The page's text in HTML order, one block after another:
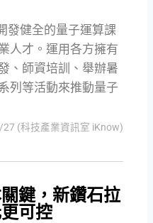
發健全的量子運算課
人才。運用各方擁有
、師資培訓、舉辦暑
列等活動來推動量子
(科技產業資訊室 iKnow)
鍵，新鑽石拉
可控